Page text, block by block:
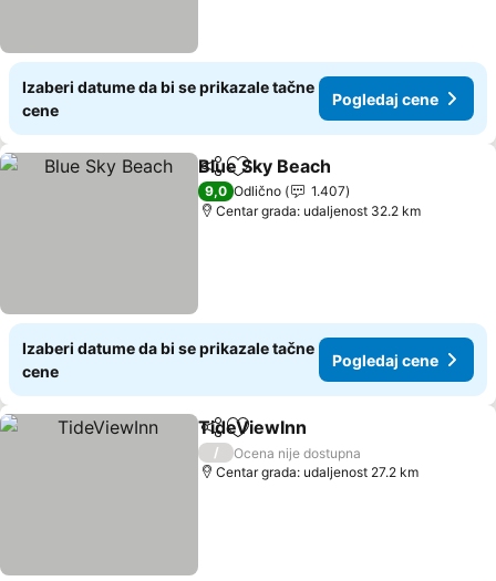
Izaberi datume da bi se prikazale tačne
cene
Pogledaj cene
Deli Dodati u favorite
Blue Sky Beach
9,0 Odlično
1.407
Centar grada: udaljenost 32.2 km
Izaberi datume da bi se prikazale tačne
cene
Pogledaj cene
Deli Dodati u favorite
TideViewInn
/
Ocena nije dostupna
Centar grada: udaljenost 27.2 km